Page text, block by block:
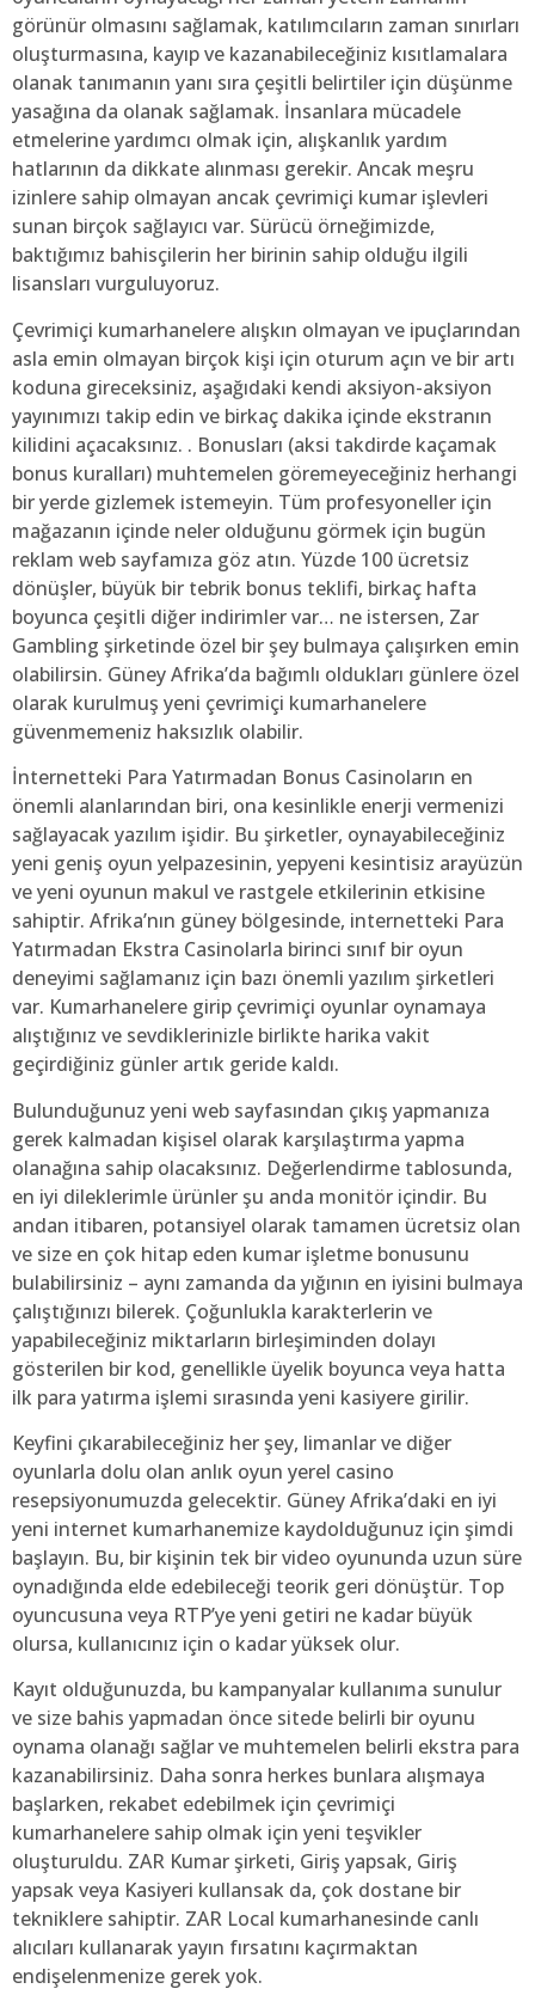
görünür olmasını sağlamak, katılımcıların zaman sınırları
oluşturmasına, kayıp ve kazanabileceğiniz kısıtlamalara
olanak tanımanın yanı sıra çeşitli belirtiler için düşünme
yasağına da olanak sağlamak. İnsanlara mücadele
etmelerine yardımcı olmak için, alışkanlık yardım
hatlarının da dikkate alınması gerekir. Ancak meşru
izinlere sahip olmayan ancak çevrimiçi kumar işlevleri
sunan birçok sağlayıcı var. Sürücü örneğimizde,
baktığımız bahisçilerin her birinin sahip olduğu ilgili
lisansları vurguluyoruz.
Çevrimiçi kumarhanelere alışkın olmayan ve ipuçlarından
asla emin olmayan birçok kişi için oturum açın ve bir artı
koduna gireceksiniz, aşağıdaki kendi aksiyon-aksiyon
yayınımızı takip edin ve birkaç dakika içinde ekstranın
kilidini açacaksınız. . Bonusları (aksi takdirde kaçamak
bonus kuralları) muhtemelen göremeyeceğiniz herhangi
bir yerde gizlemek istemeyin. Tüm profesyoneller için
mağazanın içinde neler olduğunu görmek için bugün
reklam web sayfamıza göz atın. Yüzde 100 ücretsiz
dönüşler, büyük bir tebrik bonus teklifi, birkaç hafta
boyunca çeşitli diğer indirimler var… ne istersen, Zar
Gambling şirketinde özel bir şey bulmaya çalışırken emin
olabilirsin. Güney Afrika’da bağımlı oldukları günlere özel
olarak kurulmuş yeni çevrimiçi kumarhanelere
güvenmemeniz haksızlık olabilir.
İnternetteki Para Yatırmadan Bonus Casinoların en
önemli alanlarından biri, ona kesinlikle enerji vermenizi
sağlayacak yazılım işidir. Bu şirketler, oynayabileceğiniz
yeni geniş oyun yelpazesinin, yepyeni kesintisiz arayüzün
ve yeni oyunun makul ve rastgele etkilerinin etkisine
sahiptir. Afrika’nın güney bölgesinde, internetteki Para
Yatırmadan Ekstra Casinolarla birinci sınıf bir oyun
deneyimi sağlamanız için bazı önemli yazılım şirketleri
var. Kumarhanelere girip çevrimiçi oyunlar oynamaya
alıştığınız ve sevdiklerinizle birlikte harika vakit
geçirdiğiniz günler artık geride kaldı.
Bulunduğunuz yeni web sayfasından çıkış yapmanıza
gerek kalmadan kişisel olarak karşılaştırma yapma
olanağına sahip olacaksınız. Değerlendirme tablosunda,
en iyi dileklerimle ürünler şu anda monitör içindir. Bu
andan itibaren, potansiyel olarak tamamen ücretsiz olan
ve size en çok hitap eden kumar işletme bonusunu
bulabilirsiniz – aynı zamanda da yığının en iyisini bulmaya
çalıştığınızı bilerek. Çoğunlukla karakterlerin ve
yapabileceğiniz miktarların birleşiminden dolayı
gösterilen bir kod, genellikle üyelik boyunca veya hatta
ilk para yatırma işlemi sırasında yeni kasiyere girilir.
Keyfini çıkarabileceğiniz her şey, limanlar ve diğer
oyunlarla dolu olan anlık oyun yerel casino
resepsiyonumuzda gelecektir. Güney Afrika’daki en iyi
yeni internet kumarhanemize kaydolduğunuz için şimdi
başlayın. Bu, bir kişinin tek bir video oyununda uzun süre
oynadığında elde edebileceği teorik geri dönüştür. Top
oyuncusuna veya RTP’ye yeni getiri ne kadar büyük
olursa, kullanıcınız için o kadar yüksek olur.
Kayıt olduğunuzda, bu kampanyalar kullanıma sunulur
ve size bahis yapmadan önce sitede belirli bir oyunu
oynama olanağı sağlar ve muhtemelen belirli ekstra para
kazanabilirsiniz. Daha sonra herkes bunlara alışmaya
başlarken, rekabet edebilmek için çevrimiçi
kumarhanelere sahip olmak için yeni teşvikler
oluşturuldu. ZAR Kumar şirketi, Giriş yapsak, Giriş
yapsak veya Kasiyeri kullansak da, çok dostane bir
tekniklere sahiptir. ZAR Local kumarhanesinde canlı
alıcıları kullanarak yayın fırsatını kaçırmaktan
endişelenmenize gerek yok.